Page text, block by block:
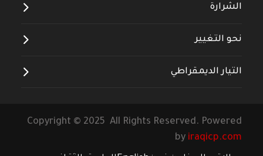
الشرارة
نحو التغيير
التيار الديمقراطي
Copyright © 2025 All Rights Reserved. Powered
by iraqicp.com